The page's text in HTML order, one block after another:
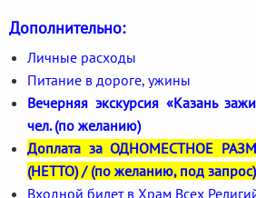
Дополнительно:
Личные расходы
Питание в дороге, ужины
Вечерняя экскурсия «Казань
чел. (по желанию)
Доплата за ОДНОМЕСТНОЕ
(НЕТТО) / (по желанию, под запрос)
Входной билет в Храм Всех